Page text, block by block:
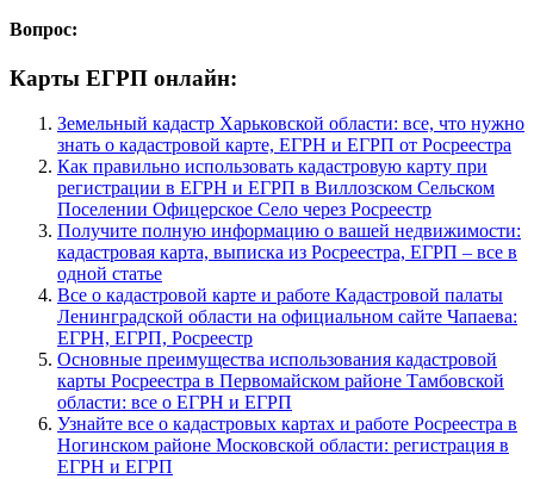
Вопрос:
Карты ЕГРП онлайн:
Земельный кадастр Харьковской области: все, что нужно
знать о кадастровой карте, ЕГРН и ЕГРП от Росреестра
Как правильно использовать кадастровую карту при
регистрации в ЕГРН и ЕГРП в Виллозском Сельском
Поселении Офицерское Село через Росреестр
Получите полную информацию о вашей недвижимости:
кадастровая карта, выписка из Росреестра, ЕГРП – все в
одной статье
Все о кадастровой карте и работе Кадастровой палаты
Ленинградской области на официальном сайте Чапаева:
ЕГРН, ЕГРП, Росреестр
Основные преимущества использования кадастровой
карты Росреестра в Первомайском районе Тамбовской
области: все о ЕГРН и ЕГРП
Узнайте все о кадастровых картах и работе Росреестра в
Ногинском районе Московской области: регистрация в
ЕГРН и ЕГРП